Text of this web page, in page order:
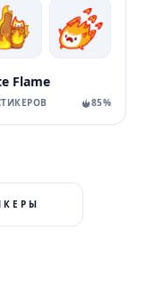
Flame
85%